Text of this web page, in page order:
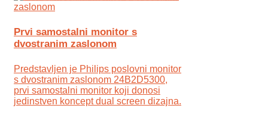
Prvi samostalni monitor s
dvostranim zaslonom
Predstavljen je Philips poslovni monitor
s dvostranim zaslonom 24B2D5300,
prvi samostalni monitor koji donosi
jedinstven koncept dual screen dizajna.